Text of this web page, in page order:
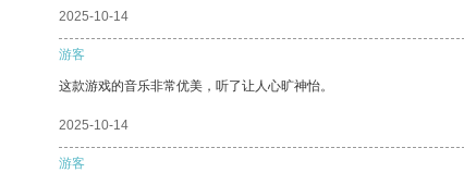
2025-10-14
游客
这款游戏的音乐非常优美，听了让人心旷神怡。
2025-10-14
游客